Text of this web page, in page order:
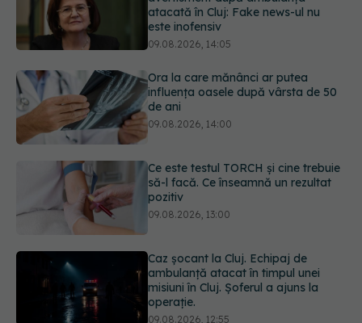
influența oasele după vârsta de 50
de ani
Ce este testul TORCH și cine trebuie
să-l facă. Ce înseamnă un rezultat
pozitiv
09.08.2026, 13:00
Caz șocant la Cluj. Echipaj de
ambulanță atacat în timpul unei
misiuni în Cluj. Șoferul a ajuns la
operație.
Mai trebuie să numărăm caloriile ca
să slăbim? Ce se schimbă în era
medicamentelor GLP-1
09.08.2026, 12:00